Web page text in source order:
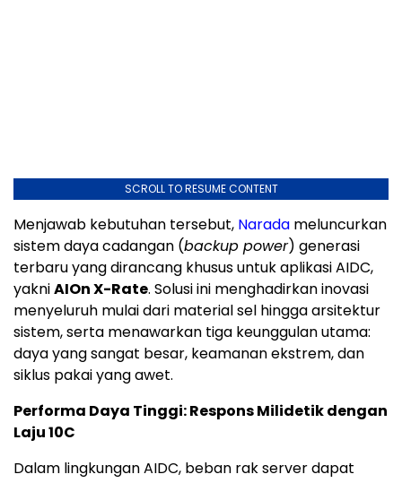
SCROLL TO RESUME CONTENT
Menjawab kebutuhan tersebut, Narada meluncurkan
sistem daya cadangan (backup power) generasi
terbaru yang dirancang khusus untuk aplikasi AIDC,
yakniAIOn X-Rate. Solusi ini menghadirkan inovasi
menyeluruh mulai dari material sel hingga arsitektur
sistem, serta menawarkan tiga keunggulan utama:
daya yang sangat besar, keamanan ekstrem, dan
siklus pakai yang awet.
Performa Daya Tinggi: Respons Milidetik dengan
Laju 10C
Dalam lingkungan AIDC, beban rak server dapat